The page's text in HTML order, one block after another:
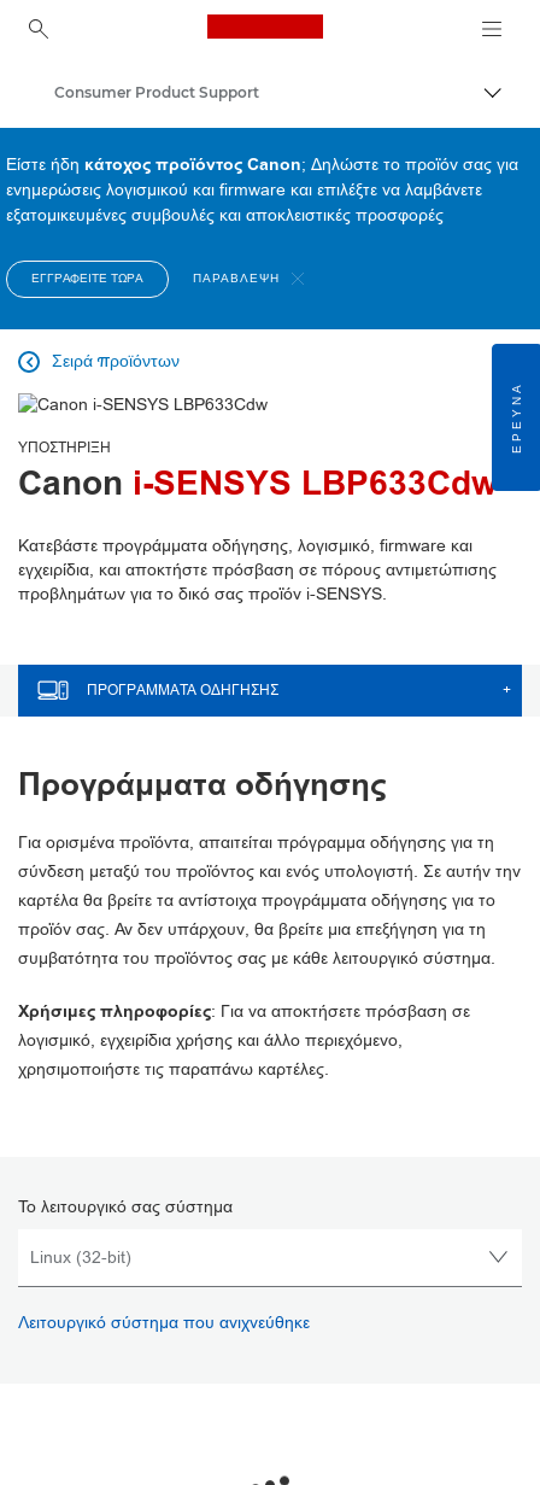
Canon Logo, back to
Consumer Product Support
Είστε ήδη κάτοχος προϊόντος Canon; Δηλώστε το προϊόν σας για
ενημερώσεις λογισμικού και firmware και επιλέξτε να λαμβάνετε
εξατομικευμένες συμβουλές και αποκλειστικές προσφορές
ΕΓΓΡΑΦΕΊΤΕ ΤΏΡΑ ΠΑΡΆΒΛΕΨΗ
Σειρά προϊόντων

ΥΠΟΣΤΉΡΙΞΗ
Canon i-SENSYS LBP633Cdw
Κατεβάστε προγράμματα οδήγησης, λογισμικό, firmware και
εγχειρίδια, και αποκτήστε πρόσβαση σε πόρους αντιμετώπισης
προβλημάτων για το δικό σας προϊόν i-SENSYS.
ΠΡΟΓΡΆΜΜΑΤΑ ΟΔΉΓΗΣΗΣ +
Προγράμματα οδήγησης
Για ορισμένα προϊόντα, απαιτείται πρόγραμμα οδήγησης για τη
σύνδεση μεταξύ του προϊόντος και ενός υπολογιστή. Σε αυτήν την
καρτέλα θα βρείτε τα αντίστοιχα προγράμματα οδήγησης για το
προϊόν σας. Αν δεν υπάρχουν, θα βρείτε μια επεξήγηση για τη
συμβατότητα του προϊόντος σας με κάθε λειτουργικό σύστημα.
Χρήσιμες πληροφορίες: Για να αποκτήσετε πρόσβαση σε
λογισμικό, εγχειρίδια χρήσης και άλλο περιεχόμενο,
χρησιμοποιήστε τις παραπάνω καρτέλες.
Το λειτουργικό σας σύστημα
Λειτουργικό σύστημα που ανιχνεύθηκε
ΈΡΕΥΝΑ